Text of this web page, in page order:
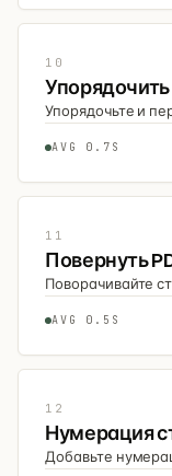
10
Упорядочить
Упорядочьте и
AVG 0.7S
11
Повернуть
Поворачивайте
AVG 0.5S
12
Нумерация
Добавьте